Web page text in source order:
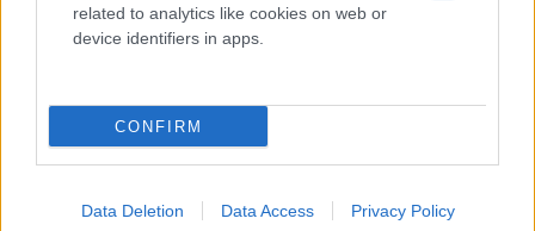
related to analytics like cookies on web or
device identifiers in apps.
CONFIRM
Data Deletion Data Access Privacy Policy
Διαβάστε περισσότερα
Πέμπτη 06 Αυγ 2026, 22:44